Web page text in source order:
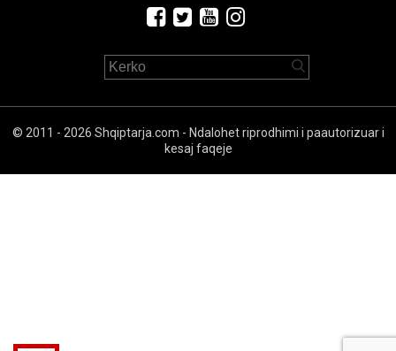
© 2011 - 2026 Shqiptarja.com - Ndalohet riprodhimi i paautorizuar i
kesaj faqeje